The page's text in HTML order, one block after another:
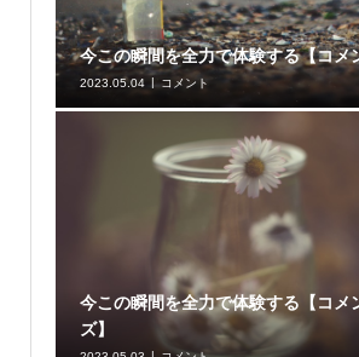
今この瞬間を全力で体験する【コメ
2023.05.04 コメント
今この瞬間を全力で体験する【コメ
ズ】